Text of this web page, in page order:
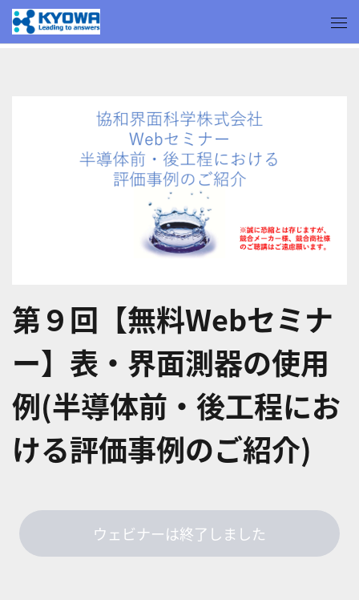
第９回【無料Webセミナ
ー】表・界面測器の使用
例(半導体前・後工程にお
ける評価事例のご紹介)
ウェビナーは終了しました